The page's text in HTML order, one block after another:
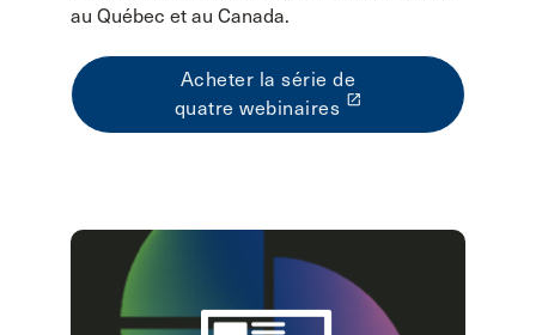
au Québec et au Canada.
Acheter la série de
quatre webinaires launch